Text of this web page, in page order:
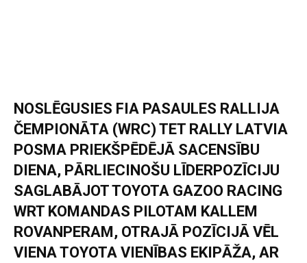
NOSLĒGUSIES FIA PASAULES RALLIJA
ČEMPIONĀTA (WRC) TET RALLY LATVIA
POSMA PRIEKŠPĒDĒJĀ SACENSĪBU
DIENA, PĀRLIECINOŠU LĪDERPOZĪCIJU
SAGLABĀJOT TOYOTA GAZOO RACING
WRT KOMANDAS PILOTAM KALLEM
ROVANPERAM, OTRAJĀ POZĪCIJĀ VĒL
VIENA TOYOTA VIENĪBAS EKIPĀŽA, AR